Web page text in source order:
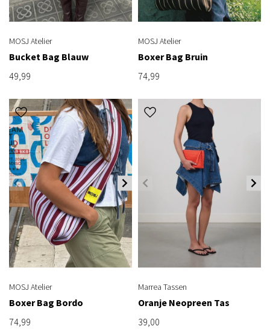
MOSJ Atelier
Bucket Bag Blauw
49,99
MOSJ Atelier
Boxer Bag Bruin
74,99
MOSJ Atelier
Boxer Bag Bordo
74,99
Marrea Tassen
Oranje Neopreen Tas
39,00